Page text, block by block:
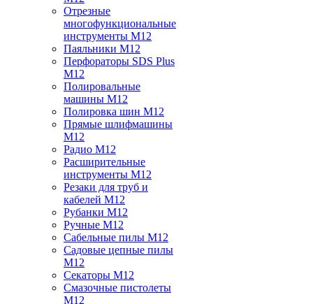
Отрезные
многофункциональные
инструменты M12
Паяльники M12
Перфораторы SDS Plus
M12
Полировальные
машины M12
Полировка шин M12
Прямые шлифмашины
M12
Радио M12
Расширительные
инструменты M12
Резаки для труб и
кабелей M12
Рубанки M12
Ручные M12
Сабельные пилы M12
Садовые цепные пилы
M12
Секаторы M12
Смазочные пистолеты
M12